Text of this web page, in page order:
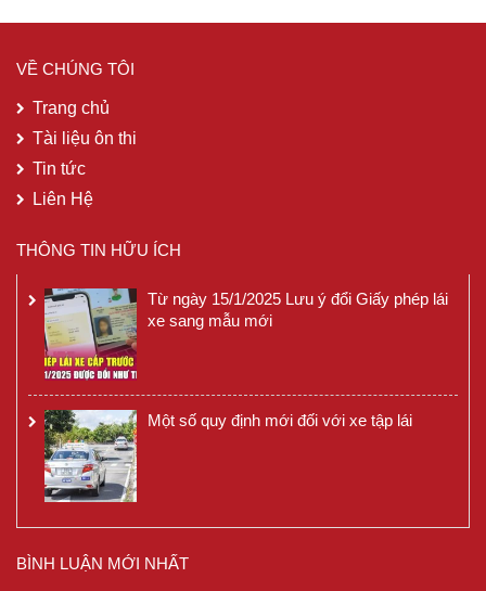
VỀ CHÚNG TÔI
Trang chủ
Tài liệu ôn thi
Tin tức
Liên Hệ
THÔNG TIN HỮU ÍCH
Từ ngày 15/1/2025 Lưu ý đổi Giấy phép lái
xe sang mẫu mới
Một số quy định mới đối với xe tập lái
BÌNH LUẬN MỚI NHẤT